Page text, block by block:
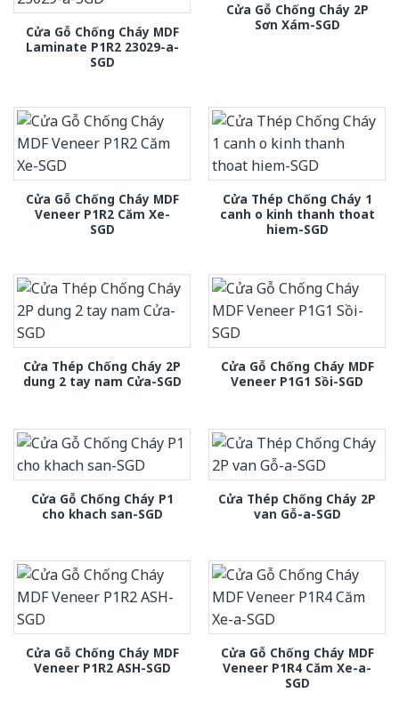
Cửa Gỗ Chống Cháy MDF
Laminate P1R2 23029-a-
SGD
Cửa Gỗ Chống Cháy 2P
Sơn Xám-SGD
Cửa Gỗ Chống Cháy MDF
Veneer P1R2 Căm Xe-
SGD
Cửa Thép Chống Cháy 1
canh o kinh thanh thoat
hiem-SGD
Cửa Thép Chống Cháy 2P
dung 2 tay nam Cửa-SGD
Cửa Gỗ Chống Cháy MDF
Veneer P1G1 Sồi-SGD
Cửa Gỗ Chống Cháy P1
cho khach san-SGD
Cửa Thép Chống Cháy 2P
van Gỗ-a-SGD
Cửa Gỗ Chống Cháy MDF
Veneer P1R2 ASH-SGD
Cửa Gỗ Chống Cháy MDF
Veneer P1R4 Căm Xe-a-
SGD